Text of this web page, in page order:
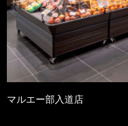
マルエー部入道店